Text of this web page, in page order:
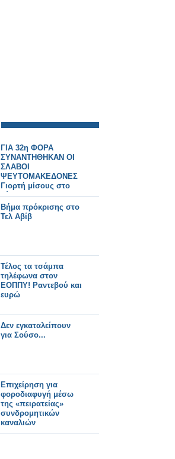
ΓΙΑ 32η ΦΟΡΑ
ΣΥΝΑΝΤΗΘΗΚΑΝ ΟΙ
ΣΛΑΒΟΙ
ΨΕΥΤΟΜΑΚΕΔΟΝΕΣ
Γιορτή μίσους στο
Τύρνοβο
Βήμα πρόκρισης στο
Τελ Αβίβ
Τέλος τα τσάμπα
τηλέφωνα στον
ΕΟΠΠΥ! Ραντεβού και
ευρώ
Δεν εγκαταλείπουν
για Σούσο...
Επιχείρηση για
φοροδιαφυγή μέσω
της «πειρατείας»
συνδρομητικών
καναλιών